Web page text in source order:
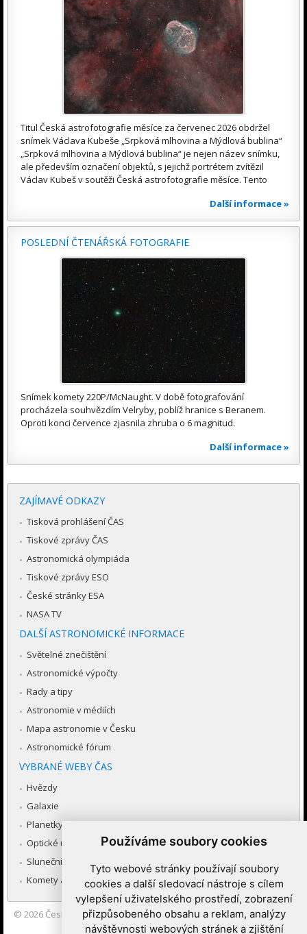
Používáme soubory cookies
Tyto webové stránky používají soubory
cookies a další sledovací nástroje s cílem
vylepšení uživatelského prostředí, zobrazení
přizpůsobeného obsahu a reklam, analýzy
návštěvnosti webových stránek a zjištění
Titul Česká astrofotografie měsíce za červenec 2026 obdržel
snímek Václava Kubeše „Srpková mlhovina a Mýdlová bublina“
„Srpková mlhovina a Mýdlová bublina“ je nejen název snímku,
ale především označení objektů, s jejichž portrétem zvítězil
Václav Kubeš v soutěži Česká astrofotografie měsíce. Tento
Další informace »
POSLEDNÍ ČTENÁŘSKÁ FOTOGRAFIE
Snímek komety 220P/McNaught. V době fotografování
procházela souhvězdím Velryby, poblíž hranice s Beranem.
Oproti konci července zjasnila zhruba o 6 magnitud.
Další informace »
ZAJÍMAVÉ ODKAZY
Tisková prohlášení ČAS
Tiskové zprávy ČAS
Astronomická olympiáda
Tiskové zprávy ESO
České stránky ESA
NASA TV
DALŠÍ ASTRONOMICKÉ INFORMACE
Světelné znečištění
Astronomické výpočty
Rady a tipy
Astronomie v médiích
Mapa astronomie v Česku
Astronomické fórum
VYBRANÉ WEBY ČAS
Hvězdy
Galaxie
Planetky
Optické úkazy v atmosféře
Sluneční soustava
Komety a meteory
© 2026 Česká astronomická společnost|Hvězdárna a planetárium
Brno spolupracuje se serverem Astro.cz